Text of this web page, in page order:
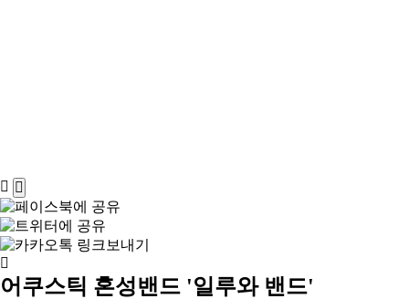
어쿠스틱 혼성밴드 '일루와 밴드'